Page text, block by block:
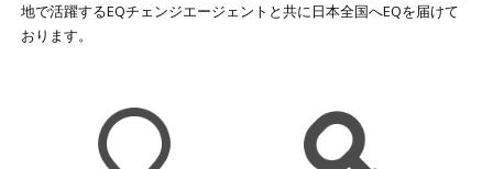
地で活躍するEQチェンジエージェントと共に日本全国へEQを届けて
おります。